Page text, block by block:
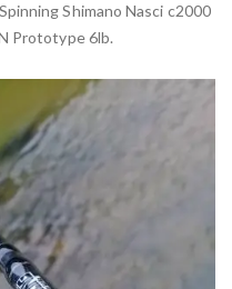
Shimano Nasci c2000
Prototype 6lb.